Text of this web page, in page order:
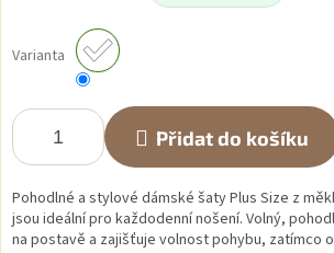
cena:
Varianta
Přidat do košíku
Pohodlné a stylové dámské šaty Plus Size z
jsou ideální pro každodenní nošení. Volný,
na postavě a zajišťuje volnost pohybu, zatímco